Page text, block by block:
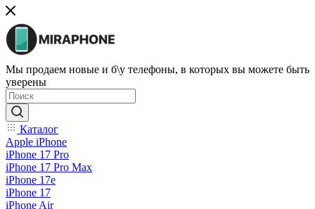
Мы продаем новые и б\у телефоны, в которых вы можете быть
уверены
Каталог
Apple iPhone
iPhone 17 Pro
iPhone 17 Pro Max
iPhone 17e
iPhone 17
iPhone Air